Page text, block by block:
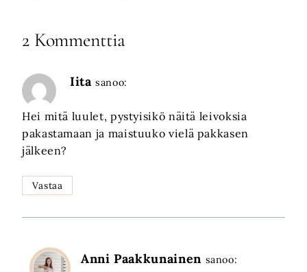
2 Kommenttia
Iita sanoo:
Hei mitä luulet, pystyisikö näitä leivoksia
pakastamaan ja maistuuko vielä pakkasen
jälkeen?
Vastaa
Anni Paakkunainen sanoo: